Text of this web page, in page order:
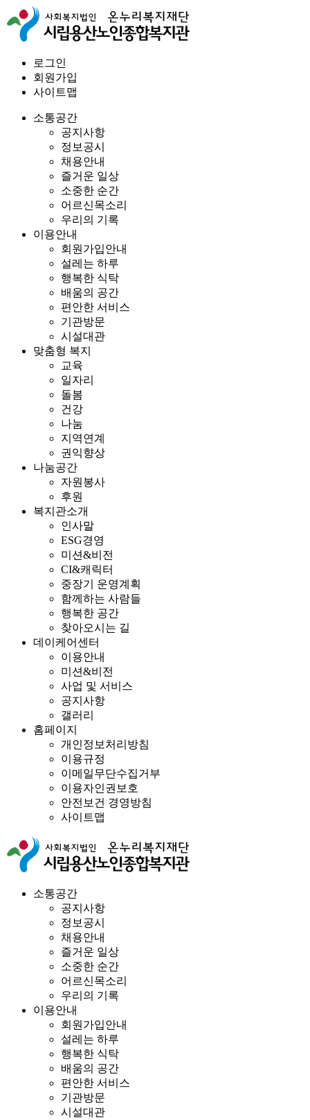
로그인
회원가입
사이트맵
소통공간
공지사항
정보공시
채용안내
즐거운 일상
소중한 순간
어르신목소리
우리의 기록
이용안내
회원가입안내
설레는 하루
행복한 식탁
배움의 공간
편안한 서비스
기관방문
시설대관
맞춤형 복지
교육
일자리
돌봄
건강
나눔
지역연계
권익향상
나눔공간
자원봉사
후원
복지관소개
인사말
ESG경영
미션&비전
CI&캐릭터
중장기 운영계획
함께하는 사람들
행복한 공간
찾아오시는 길
데이케어센터
이용안내
미션&비전
사업 및 서비스
공지사항
갤러리
홈페이지
개인정보처리방침
이용규정
이메일무단수집거부
이용자인권보호
안전보건 경영방침
사이트맵
소통공간
공지사항
정보공시
채용안내
즐거운 일상
소중한 순간
어르신목소리
우리의 기록
이용안내
회원가입안내
설레는 하루
행복한 식탁
배움의 공간
편안한 서비스
기관방문
시설대관